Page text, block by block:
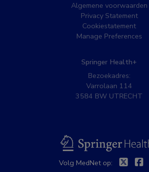
Algemene voorwaarden
Privacy Statement
Cookiestatement
Manage Preferences
Springer Health+
Bezoekadres:
Varrolaan 114
3584 BW UTRECHT
Volg MedNet op: